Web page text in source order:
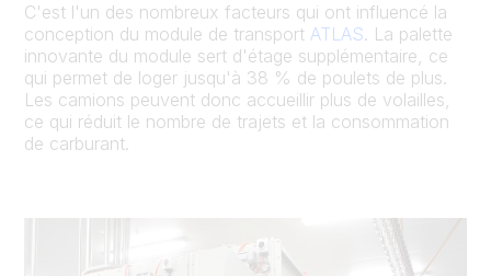
C'est l'un des nombreux facteurs qui ont influencé la
conception du module de transport ATLAS. La palette
innovante du module sert d'étage supplémentaire, ce
qui permet de loger jusqu'à 38 % de poulets de plus.
Les camions peuvent donc accueillir plus de volailles,
ce qui réduit le nombre de trajets et la consommation
de carburant.